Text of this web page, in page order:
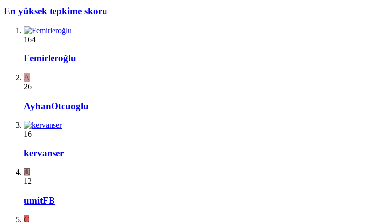
En yüksek tepkime skoru
164
Femirleroğlu
A
26
AyhanOtcuoglu
16
kervanser
U
12
umitFB
C